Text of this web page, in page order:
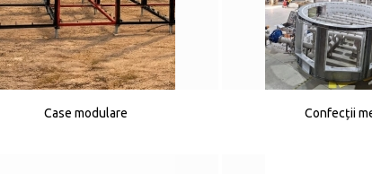
Case modulare Confecții